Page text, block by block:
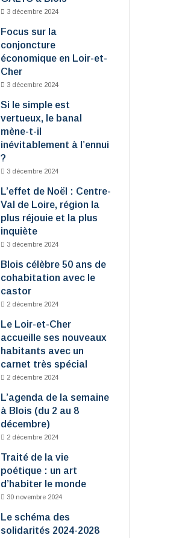
3 décembre 2024
Focus sur la
conjoncture
économique en Loir-et-
Cher
3 décembre 2024
Si le simple est
vertueux, le banal
mène-t-il
inévitablement à l’ennui
?
3 décembre 2024
L’effet de Noël : Centre-
Val de Loire, région la
plus réjouie et la plus
inquiète
3 décembre 2024
Blois célèbre 50 ans de
cohabitation avec le
castor
2 décembre 2024
Le Loir-et-Cher
accueille ses nouveaux
habitants avec un
carnet très spécial
2 décembre 2024
L’agenda de la semaine
à Blois (du 2 au 8
décembre)
2 décembre 2024
Traité de la vie
poétique : un art
d’habiter le monde
30 novembre 2024
Le schéma des
solidarités 2024-2028